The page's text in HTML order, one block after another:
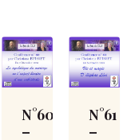
N°60
–
N°61
–